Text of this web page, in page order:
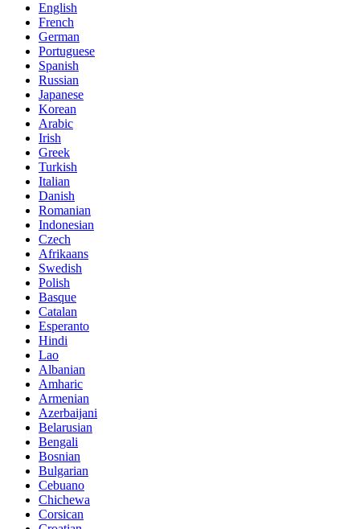
English
French
German
Portuguese
Spanish
Russian
Japanese
Korean
Arabic
Irish
Greek
Turkish
Italian
Danish
Romanian
Indonesian
Czech
Afrikaans
Swedish
Polish
Basque
Catalan
Esperanto
Hindi
Lao
Albanian
Amharic
Armenian
Azerbaijani
Belarusian
Bengali
Bosnian
Bulgarian
Cebuano
Chichewa
Corsican